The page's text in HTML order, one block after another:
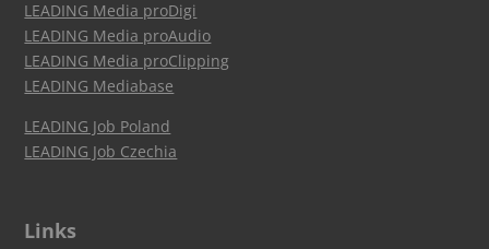
LEADING Media proDigi
LEADING Media proAudio
LEADING Media proClipping
LEADING Mediabase
LEADING Job Poland
LEADING Job Czechia
Links